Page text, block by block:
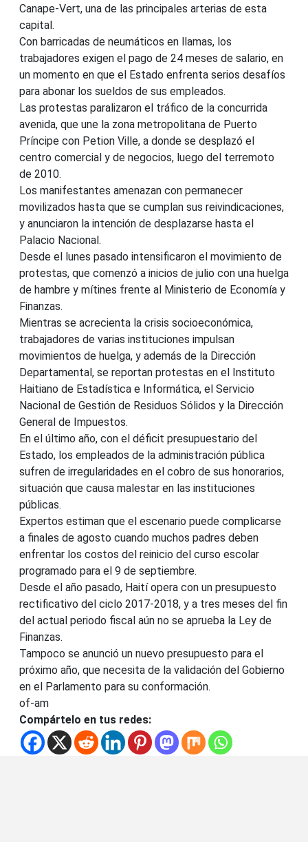
Canape-Vert, una de las principales arterias de esta
capital.
Con barricadas de neumáticos en llamas, los
trabajadores exigen el pago de 24 meses de salario, en
un momento en que el Estado enfrenta serios desafíos
para abonar los sueldos de sus empleados.
Las protestas paralizaron el tráfico de la concurrida
avenida, que une la zona metropolitana de Puerto
Príncipe con Petion Ville, a donde se desplazó el
centro comercial y de negocios, luego del terremoto
de 2010.
Los manifestantes amenazan con permanecer
movilizados hasta que se cumplan sus reivindicaciones,
y anunciaron la intención de desplazarse hasta el
Palacio Nacional.
Desde el lunes pasado intensificaron el movimiento de
protestas, que comenzó a inicios de julio con una huelga
de hambre y mítines frente al Ministerio de Economía y
Finanzas.
Mientras se acrecienta la crisis socioeconómica,
trabajadores de varias instituciones impulsan
movimientos de huelga, y además de la Dirección
Departamental, se reportan protestas en el Instituto
Haitiano de Estadística e Informática, el Servicio
Nacional de Gestión de Residuos Sólidos y la Dirección
General de Impuestos.
En el último año, con el déficit presupuestario del
Estado, los empleados de la administración pública
sufren de irregularidades en el cobro de sus honorarios,
situación que causa malestar en las instituciones
públicas.
Expertos estiman que el escenario puede complicarse
a finales de agosto cuando muchos padres deben
enfrentar los costos del reinicio del curso escolar
programado para el 9 de septiembre.
Desde el año pasado, Haití opera con un presupuesto
rectificativo del ciclo 2017-2018, y a tres meses del fin
del actual periodo fiscal aún no se aprueba la Ley de
Finanzas.
Tampoco se anunció un nuevo presupuesto para el
próximo año, que necesita de la validación del Gobierno
en el Parlamento para su conformación.
of-am
Compártelo en tus redes: